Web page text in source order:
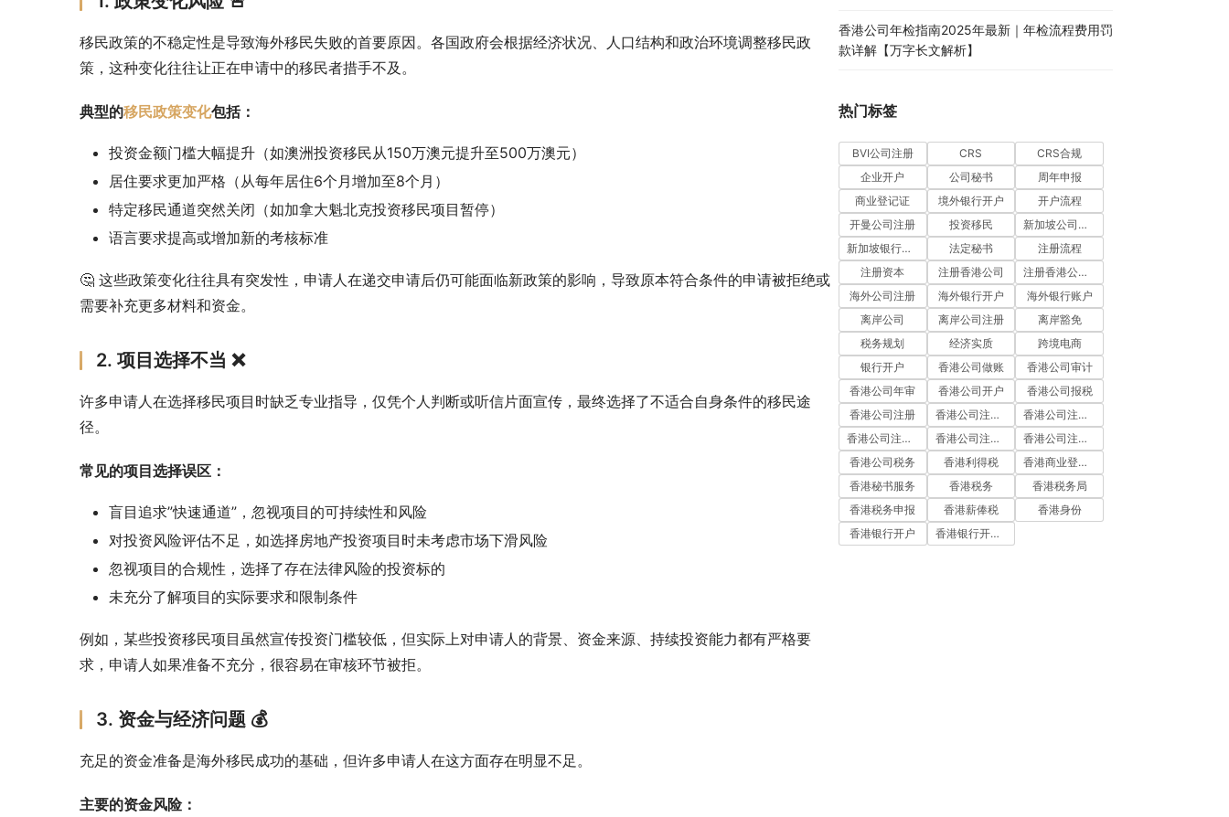
移民政策的不稳定性是导致海外移民失败的首要原因。各国政府会根据经济状况、人口结构和政治环境调整移民政
策，这种变化往往让正在申请中的移民者措手不及。
典型的移民政策变化包括：
投资金额门槛大幅提升（如澳洲投资移民从150万澳元提升至500万澳元）
居住要求更加严格（从每年居住6个月增加至8个月）
特定移民通道突然关闭（如加拿大魁北克投资移民项目暂停）
语言要求提高或增加新的考核标准
🤔 这些政策变化往往具有突发性，申请人在递交申请后仍可能面临新政策的影响，导致原本符合条件的申请被拒绝或
需要补充更多材料和资金。
2. 项目选择不当 ❌
许多申请人在选择移民项目时缺乏专业指导，仅凭个人判断或听信片面宣传，最终选择了不适合自身条件的移民途
径。
常见的项目选择误区：
盲目追求”快速通道”，忽视项目的可持续性和风险
对投资风险评估不足，如选择房地产投资项目时未考虑市场下滑风险
忽视项目的合规性，选择了存在法律风险的投资标的
未充分了解项目的实际要求和限制条件
例如，某些投资移民项目虽然宣传投资门槛较低，但实际上对申请人的背景、资金来源、持续投资能力都有严格要
求，申请人如果准备不充分，很容易在审核环节被拒。
3. 资金与经济问题 💰
充足的资金准备是海外移民成功的基础，但许多申请人在这方面存在明显不足。
主要的资金风险：
香港公司年检指南2025年最新｜年检流程费用罚
款详解【万字长文解析】
热门标签
BVI公司注册 CRS
CRS合规
企业开户
公司秘书
周年申报
商业登记证
境外银行开户
开户流程
开曼公司注册
投资移民
新加坡公司注册
新加坡银行开户
法定秘书
注册流程
注册资本
注册香港公司
注册香港公司流程
海外公司注册
海外银行开户
海外银行账户
离岸公司
离岸公司注册
离岸豁免
税务规划
经济实质
跨境电商
银行开户
香港公司做账
香港公司审计
香港公司年审
香港公司开户
香港公司报税
香港公司注册
香港公司注册代办
香港公司注册处
香港公司注册流程
香港公司注册费用
香港公司注册资料
香港公司税务
香港利得税
香港商业登记证
香港秘书服务
香港税务
香港税务局
香港税务申报
香港薪俸税
香港身份
香港银行开户
香港银行开户流程